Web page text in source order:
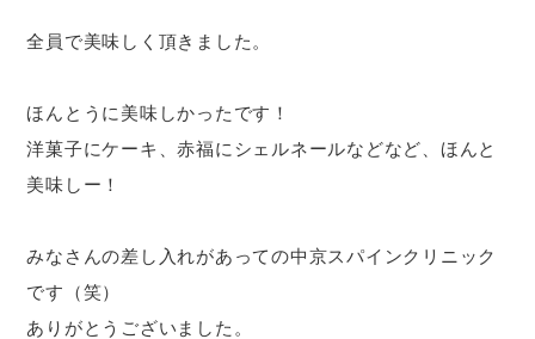
全員で美味しく頂きました。
ほんとうに美味しかったです！
洋菓子にケーキ、赤福にシェルネールなどなど、ほんと
美味しー！
みなさんの差し入れがあっての中京スパインクリニック
です（笑）
ありがとうございました。